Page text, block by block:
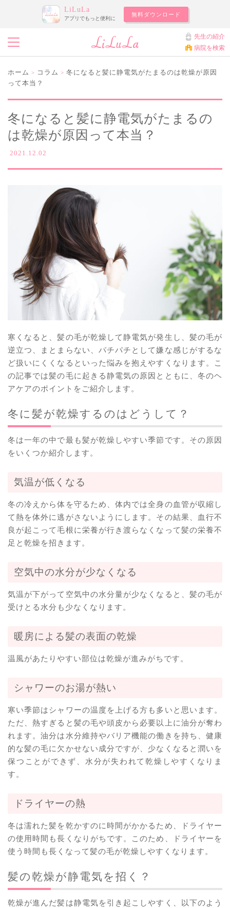
LiLuLa
アプリでもっと便利に
無料ダウンロード
先生の紹介
病院を検索
ホーム > コラム > 冬になると髪に静電気がたまるのは乾燥が原因
って本当？
冬になると髪に静電気がたまるの
は乾燥が原因って本当？
2021.12.02
寒くなると、髪の毛が乾燥して静電気が発生し、髪の毛が
逆立つ、まとまらない、パチパチとして嫌な感じがするな
ど扱いにくくなるといった悩みを抱えやすくなります。こ
の記事では髪の毛に起きる静電気の原因とともに、冬のヘ
アケアのポイントをご紹介します。
冬に髪が乾燥するのはどうして？
冬は一年の中で最も髪が乾燥しやすい季節です。その原因
をいくつか紹介します。
気温が低くなる
冬の冷えから体を守るため、体内では全身の血管が収縮し
て熱を体外に逃がさないようにします。その結果、血行不
良が起こって毛根に栄養が行き渡らなくなって髪の栄養不
足と乾燥を招きます。
空気中の水分が少なくなる
気温が下がって空気中の水分量が少なくなると、髪の毛が
受けとる水分も少なくなります。
暖房による髪の表面の乾燥
温風があたりやすい部位は乾燥が進みがちです。
シャワーのお湯が熱い
寒い季節はシャワーの温度を上げる方も多いと思います。
ただ、熱すぎると髪の毛や頭皮から必要以上に油分が奪わ
れます。油分は水分維持やバリア機能の働きを持ち、健康
的な髪の毛に欠かせない成分ですが、少なくなると潤いを
保つことができず、水分が失われて乾燥しやすくなりま
す。
ドライヤーの熱
冬は濡れた髪を乾かすのに時間がかかるため、ドライヤー
の使用時間も長くなりがちです。このため、ドライヤーを
使う時間も長くなって髪の毛が乾燥しやすくなります。
髪の乾燥が静電気を招く？
乾燥が進んだ髪は静電気を引き起こしやすく、以下のよう